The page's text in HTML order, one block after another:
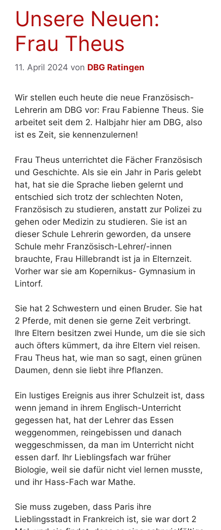
Unsere Neuen:
Frau Theus
11. April 2024 von DBG Ratingen
Wir stellen euch heute die neue Französisch-
Lehrerin am DBG vor: Frau Fabienne Theus. Sie
arbeitet seit dem 2. Halbjahr hier am DBG, also
ist es Zeit, sie kennenzulernen!
Frau Theus unterrichtet die Fächer Französisch
und Geschichte. Als sie ein Jahr in Paris gelebt
hat, hat sie die Sprache lieben gelernt und
entschied sich trotz der schlechten Noten,
Französisch zu studieren, anstatt zur Polizei zu
gehen oder Medizin zu studieren. Sie ist an
dieser Schule Lehrerin geworden, da unsere
Schule mehr Französisch-Lehrer/-innen
brauchte, Frau Hillebrandt ist ja in Elternzeit.
Vorher war sie am Kopernikus- Gymnasium in
Lintorf.
Sie hat 2 Schwestern und einen Bruder. Sie hat
2 Pferde, mit denen sie gerne Zeit verbringt.
Ihre Eltern besitzen zwei Hunde, um die sie sich
auch öfters kümmert, da ihre Eltern viel reisen.
Frau Theus hat, wie man so sagt, einen grünen
Daumen, denn sie liebt ihre Pflanzen.
Ein lustiges Ereignis aus ihrer Schulzeit ist, dass
wenn jemand in ihrem Englisch-Unterricht
gegessen hat, hat der Lehrer das Essen
weggenommen, reingebissen und danach
weggeschmissen, da man im Unterricht nicht
essen darf. Ihr Lieblingsfach war früher
Biologie, weil sie dafür nicht viel lernen musste,
und ihr Hass-Fach war Mathe.
Sie muss zugeben, dass Paris ihre
Lieblingsstadt in Frankreich ist, sie war dort 2